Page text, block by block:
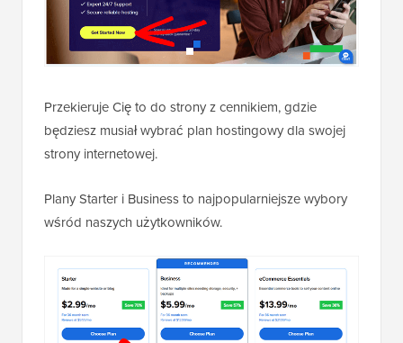
Przekieruje Cię to do strony z cennikiem, gdzie
będziesz musiał wybrać plan hostingowy dla swojej
strony internetowej.
Plany Starter i Business to najpopularniejsze wybory
wśród naszych użytkowników.